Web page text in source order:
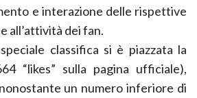
e interazione delle rispettive
all’attività dei fan.
classifica si è piazzata la
“likes” sulla pagina ufficiale),
un numero inferiore di